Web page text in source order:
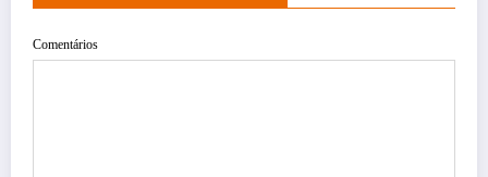
Comentários